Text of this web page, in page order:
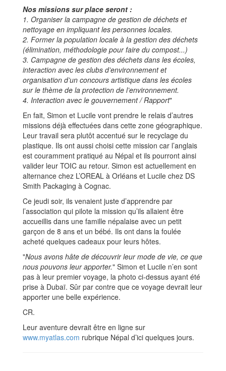
Nos missions sur place seront :
1. Organiser la campagne de gestion de déchets et
nettoyage en impliquant les personnes locales.
2. Former la population locale à la gestion des déchets
(élimination, méthodologie pour faire du compost...)
3. Campagne de gestion des déchets dans les écoles,
interaction avec les clubs d’environnement et
organisation d’un concours artistique dans les écoles
sur le thème de la protection de l’environnement.
4. Interaction avec le gouvernement / Rapport"
En fait, Simon et Lucile vont prendre le relais d’autres
missions déjà effectuées dans cette zone géographique.
Leur travail sera plutôt accentué sur le recyclage du
plastique. Ils ont aussi choisi cette mission car l’anglais
est couramment pratiqué au Népal et ils pourront ainsi
valider leur TOIC au retour. Simon est actuellement en
alternance chez L’OREAL à Orléans et Lucile chez DS
Smith Packaging à Cognac.
Ce jeudi soir, ils venaient juste d’apprendre par
l’association qui pilote la mission qu’ils allaient être
accueillis dans une famille népalaise avec un petit
garçon de 8 ans et un bébé. Ils ont dans la foulée
acheté quelques cadeaux pour leurs hôtes.
"Nous avons hâte de découvrir leur mode de vie, ce que
nous pouvons leur apporter." Simon et Lucile n’en sont
pas à leur premier voyage, la photo ci-dessus ayant été
prise à Dubaï. Sûr par contre que ce voyage devrait leur
apporter une belle expérience.
CR.
Leur aventure devrait être en ligne sur
www.myatlas.com rubrique Népal d’ici quelques jours.